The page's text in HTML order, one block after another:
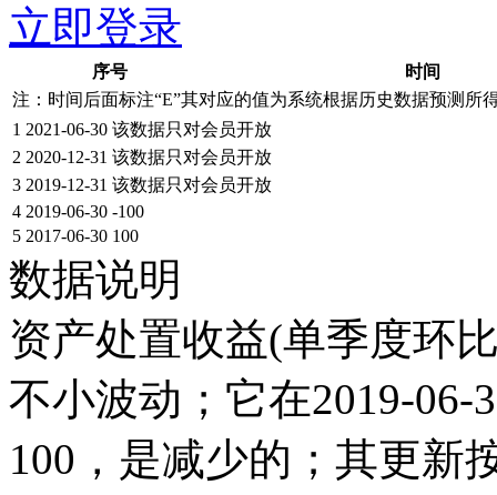
立即登录
序号
时间
注：时间后面标注“E”其对应的值为系统根据历史数据预测所
1 2021-06-30 该数据只对会员开放
2 2020-12-31 该数据只对会员开放
3 2019-12-31 该数据只对会员开放
4 2019-06-30 -100
5 2017-06-30 100
数据说明
资产处置收益(单季度环
不小波动；它在2019-06-
100，是减少的；其更新